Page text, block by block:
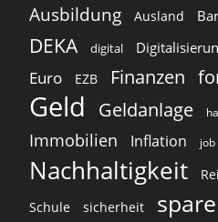
Ausbildung Ausland
DEKA digital
Euro EZB Finanzen
Geld Geldanlage
Immobilien Inflation job
Nachhaltigkeit
Schule sicherheit